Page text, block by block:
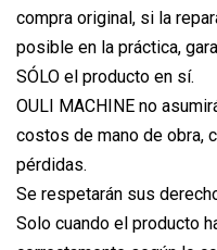
compra original, si la
posible en la práctica,
SÓLO el producto en sí.
OULI MACHINE no
costos de mano de obra,
pérdidas.
Se respetarán sus
Solo cuando el producto